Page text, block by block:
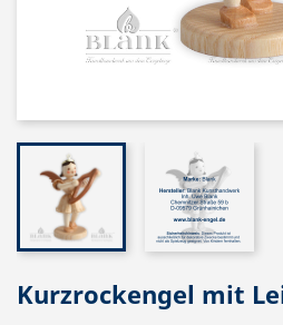
Kurzrockengel mit